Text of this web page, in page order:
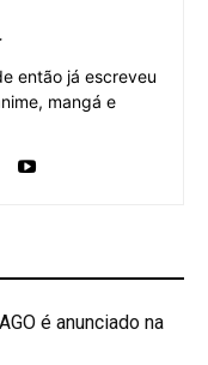
então já escreveu
mangá e
é anunciado na